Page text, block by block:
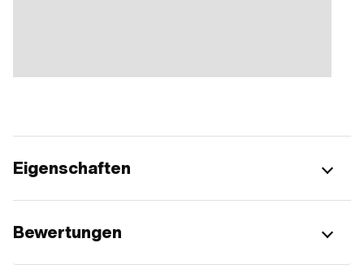
Eigenschaften
Bewertungen